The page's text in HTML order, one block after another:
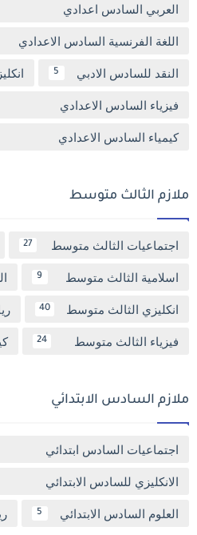
العربي السادس اعدادي
اللغة الفرنسية السادس الاعدادي
النقد للسادس الادبي 5
فيزياء السادس الاعدادي
كيمياء السادس الاعدادي
ملازم الثالث متوسط
اجتماعيات الثالث متوسط 27
اسلامية الثالث متوسط 9
انكليزي الثالث متوسط 40
فيزياء الثالث متوسط 24
ملازم السادس الابتدائي
اجتماعيات السادس ابتدائي
الانكليزي للسادس الابتدائي
العلوم السادس الابتدائي 5